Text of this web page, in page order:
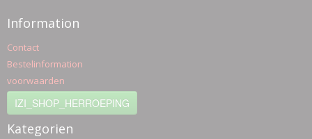
Information
Contact
Bestelinformation
voorwaarden
IZI_SHOP_HERROEPING
Kategorien